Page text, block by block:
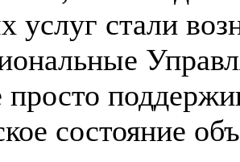
услуг стали
просто
состояние